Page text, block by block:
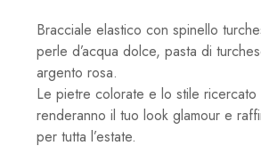
Bracciale elastico con spinello
perle d’acqua dolce, pasta di
argento rosa.
Le pietre colorate e lo stile ricercato
renderanno il tuo look glamour e
per tutta l’estate.